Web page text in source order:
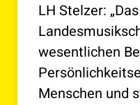
LH Stelzer:
wesentlichen
Menschen und